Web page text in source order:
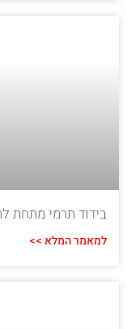
בידוד תרמי מתחת
למאמר המלא >>